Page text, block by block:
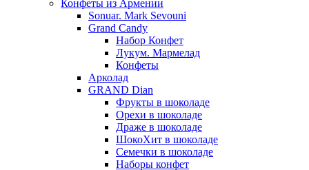
Конфеты из Армении
Sonuar. Mark Sevouni
Grand Candy
Набор Конфет
Лукум. Мармелад
Конфеты
Арколад
GRAND Dian
Фрукты в шоколаде
Орехи в шоколаде
Драже в шоколаде
ШокоХит в шоколаде
Семечки в шоколаде
Наборы конфет